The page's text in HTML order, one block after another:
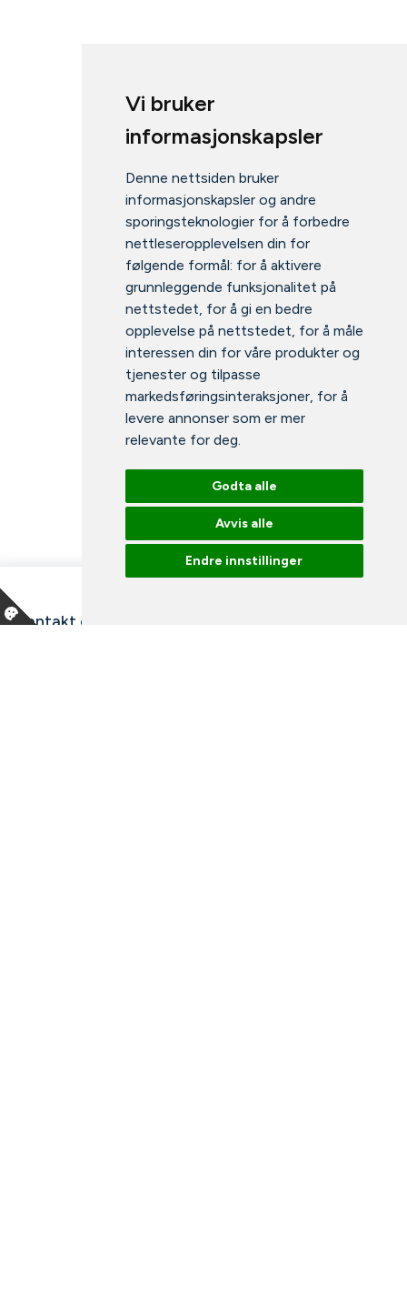
Vi bruker
informasjonskapsler
Denne nettsiden bruker
informasjonskapsler og andre
sporingsteknologier for å forbedre
nettleseropplevelsen din for
følgende formål: for å aktivere
grunnleggende funksjonalitet på
nettstedet, for å gi en bedre
opplevelse på nettstedet, for å måle
interessen din for våre produkter og
tjenester og tilpasse
markedsføringsinteraksjoner, for å
levere annonser som er mer
relevante for deg.
Godta alle
Avvis alle
Endre innstillinger
Kontakt oss